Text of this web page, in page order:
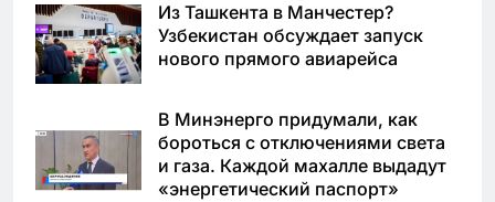
Из Ташкента в Манчестер?
Узбекистан обсуждает запуск
нового прямого авиарейса
В Минэнерго придумали, как
бороться с отключениями света
и газа. Каждой махалле выдадут
«энергетический паспорт»